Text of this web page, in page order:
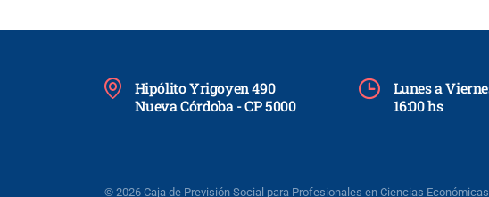
Hipólito Yrigoyen 490
Nueva Córdoba - CP 5000
Lunes a
16:00 hs
© 2026 Caja de Previsión Social para Profesionales en Ciencias